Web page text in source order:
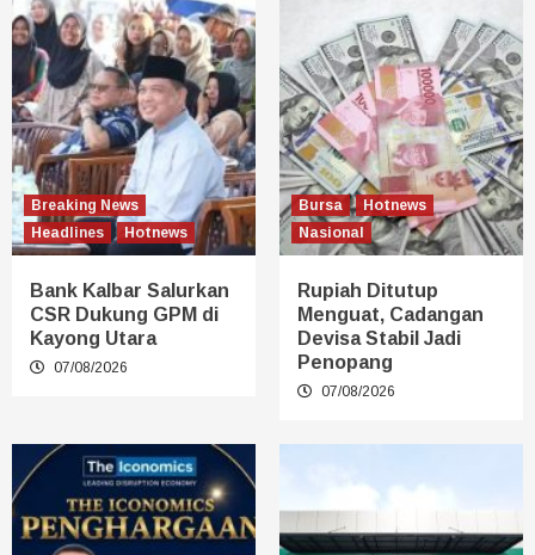
Breaking News
Headlines
Hotnews
Bank Kalbar Salurkan
CSR Dukung GPM di
Kayong Utara
07/08/2026
Bursa
Hotnews
Nasional
Rupiah Ditutup
Menguat, Cadangan
Devisa Stabil Jadi
Penopang
07/08/2026